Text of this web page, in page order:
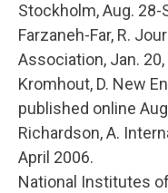
Stockholm, Aug. 28-
Farzaneh-Far, R.
Association, Jan. 20,
Kromhout, D. New
published online
Richardson, A.
April 2006.
National Institutes